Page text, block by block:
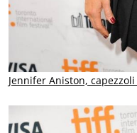
Jennifer Aniston,